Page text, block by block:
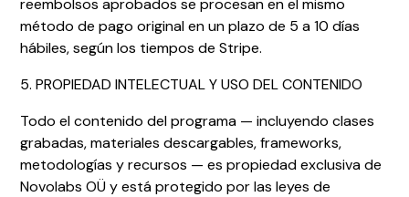
reembolsos aprobados se procesan en el mismo
método de pago original en un plazo de 5 a 10 días
hábiles, según los tiempos de Stripe.
5. PROPIEDAD INTELECTUAL Y USO DEL CONTENIDO
Todo el contenido del programa — incluyendo clases
grabadas, materiales descargables, frameworks,
metodologías y recursos — es propiedad exclusiva de
Novolabs OÜ y está protegido por las leyes de